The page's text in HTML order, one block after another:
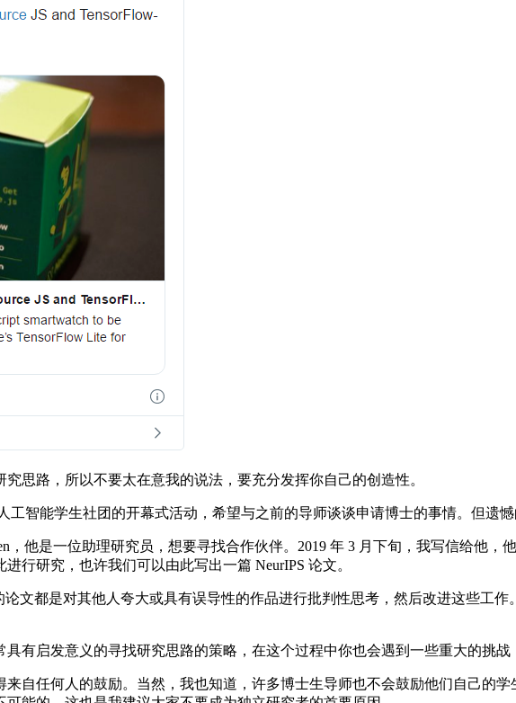
路，所以不要太在意我的说法，要充分发挥你自己的创造性。
智能学生社团的开幕式活动，希望与之前的导师谈谈申请博士的事情。但遗憾
他是一位助理研究员，想要寻找合作伙伴。2019 年 3 月下旬，我写信给他，
行研究，也许我们可以由此写出一篇 NeurIPS 论文。
都是对其他人夸大或具有误导性的作品进行批判性思考，然后改进这些工作
启发意义的寻找研究思路的策略，在这个过程中你也会遇到一些重大的挑战
任何人的鼓励。当然，我也知道，许多博士生导师也不会鼓励他们自己的学